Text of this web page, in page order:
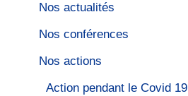
Nos actualités
Nos conférences
Nos actions
Action pendant le Covid 19